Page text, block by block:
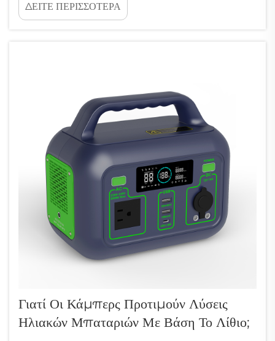
παροχής ηλεκτρικής ενέργειας, η εξάρτησή σας από μια μπαταρία για
ΔΕΙΤΕ ΠΕΡΙΣΣΟΤΕΡΑ
Γιατί Οι Κάμπερς Προτιμούν Λύσεις
Ηλιακών Μπαταριών Με Βάση Το Λίθιο;